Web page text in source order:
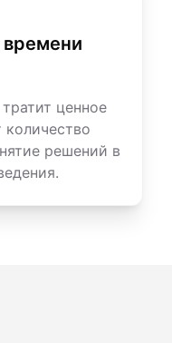
ценное
количество
решений в